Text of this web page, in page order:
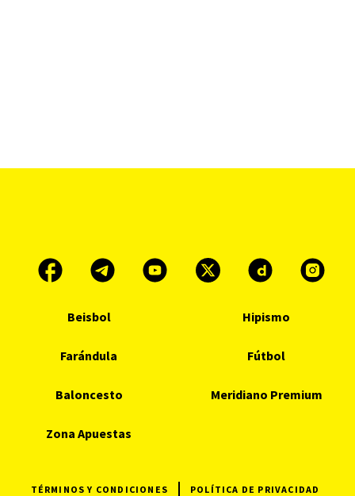
Beisbol Hipismo
Farándula Fútbol
Baloncesto Meridiano Premium
Zona Apuestas
TÉRMINOS Y CONDICIONES POLÍTICA DE PRIVACIDAD